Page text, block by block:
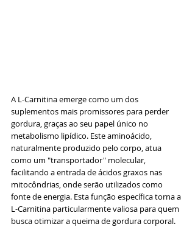
A L-Carnitina emerge como um dos
suplementos mais promissores para perder
gordura, graças ao seu papel único no
metabolismo lipídico. Este aminoácido,
naturalmente produzido pelo corpo, atua
como um "transportador" molecular,
facilitando a entrada de ácidos graxos nas
mitocôndrias, onde serão utilizados como
fonte de energia. Esta função específica torna a
L-Carnitina particularmente valiosa para quem
busca otimizar a queima de gordura corporal.